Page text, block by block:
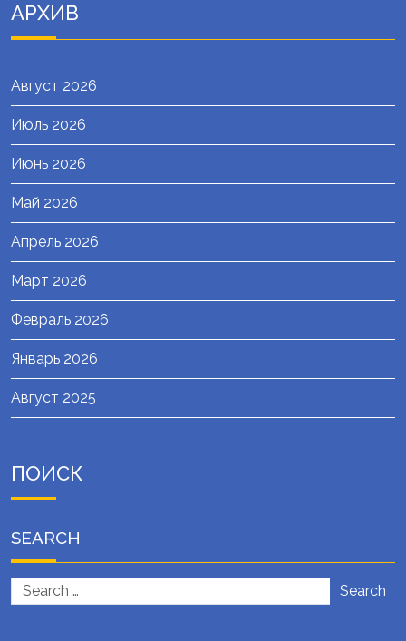
АРХИВ
Август 2026
Июль 2026
Июнь 2026
Май 2026
Апрель 2026
Март 2026
Февраль 2026
Январь 2026
Август 2025
ПОИСК
SEARCH
Search